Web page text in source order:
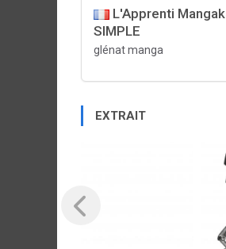
L'Apprenti
SIMPLE
glénat manga
EXTRAIT